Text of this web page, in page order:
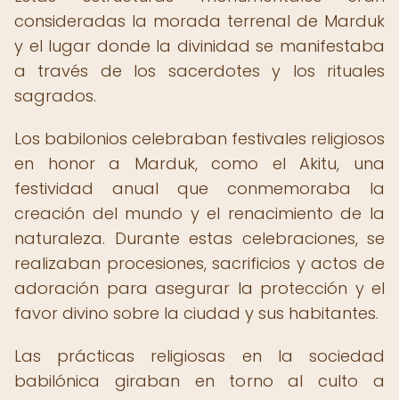
consideradas la morada terrenal de Marduk
y el lugar donde la divinidad se manifestaba
a través de los sacerdotes y los rituales
sagrados.
Los babilonios celebraban festivales religiosos
en honor a Marduk, como el Akitu, una
festividad anual que conmemoraba la
creación del mundo y el renacimiento de la
naturaleza. Durante estas celebraciones, se
realizaban procesiones, sacrificios y actos de
adoración para asegurar la protección y el
favor divino sobre la ciudad y sus habitantes.
Las prácticas religiosas en la sociedad
babilónica giraban en torno al culto a